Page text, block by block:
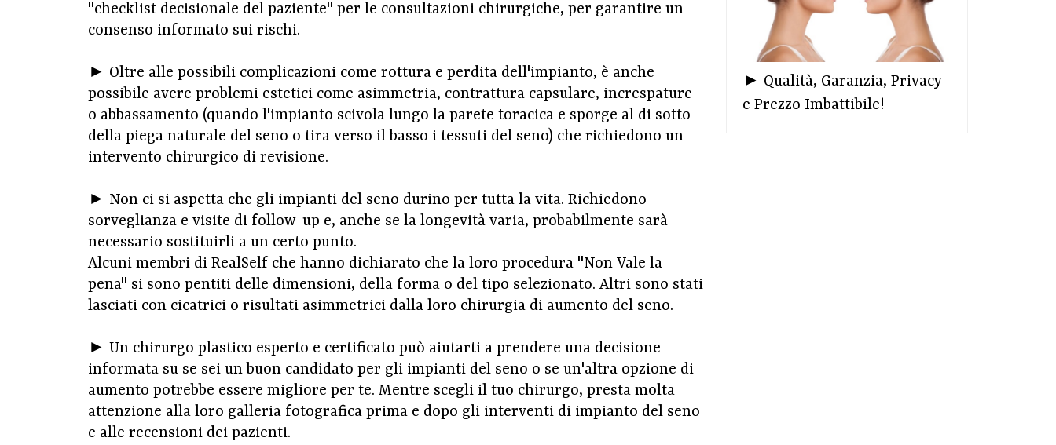
"checklist decisionale del paziente" per le consultazioni chirurgiche, per garantire un
consenso informato sui rischi.
► Oltre alle possibili complicazioni come rottura e perdita dell'impianto, è anche
possibile avere problemi estetici come asimmetria, contrattura capsulare, increspature
o abbassamento (quando l'impianto scivola lungo la parete toracica e sporge al di sotto
della piega naturale del seno o tira verso il basso i tessuti del seno) che richiedono un
intervento chirurgico di revisione.
► Non ci si aspetta che gli impianti del seno durino per tutta la vita. Richiedono
sorveglianza e visite di follow-up e, anche se la longevità varia, probabilmente sarà
necessario sostituirli a un certo punto.
Alcuni membri di RealSelf che hanno dichiarato che la loro procedura "Non Vale la
pena" si sono pentiti delle dimensioni, della forma o del tipo selezionato. Altri sono stati
lasciati con cicatrici o risultati asimmetrici dalla loro chirurgia di aumento del seno.
► Un chirurgo plastico esperto e certificato può aiutarti a prendere una decisione
informata su se sei un buon candidato per gli impianti del seno o se un'altra opzione di
aumento potrebbe essere migliore per te. Mentre scegli il tuo chirurgo, presta molta
attenzione alla loro galleria fotografica prima e dopo gli interventi di impianto del seno
e alle recensioni dei pazienti.
► Qualità, Garanzia, Privacy
e Prezzo Imbattibile!